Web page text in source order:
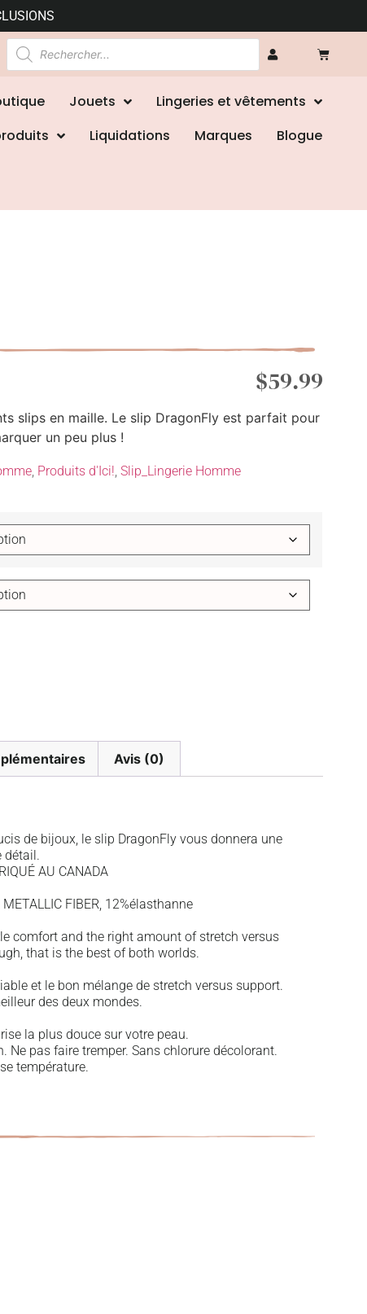
Jouets
Lingeries et vêtements
Liquidations Marques Blogue
$59.99
slips en maille. Le slip DragonFly est parfait pour
un peu plus !
Produits d'Ici! ,Slip_Lingerie Homme
Avis (0)
de bijoux, le slip DragonFly vous donnera une
détail.
AU CANADA
METALLIC FIBER, 12%élasthanne
comfort and the right amount of stretch versus
that is the best of both worlds.
et le bon mélange de stretch versus support.
des deux mondes.
la plus douce sur votre peau.
Ne pas faire tremper. Sans chlorure décolorant.
température.